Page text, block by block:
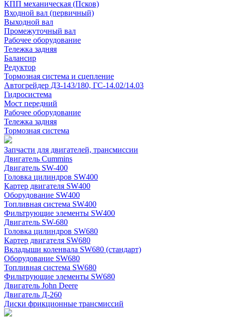
КПП механическая (Псков)
Входной вал (первичный)
Выходной вал
Промежуточный вал
Рабочее оборудование
Тележка задняя
Балансир
Редуктор
Тормозная система и сцепление
Автогрейдер ДЗ-143/180, ГС-14.02/14.03
Гидросистема
Мост передний
Рабочее оборудование
Тележка задняя
Тормозная система
Запчасти для двигателей, трансмиссии
Двигатель Cummins
Двигатель SW-400
Головка цилиндров SW400
Картер двигателя SW400
Оборудование SW400
Топливная система SW400
Фильтрующие элементы SW400
Двигатель SW-680
Головка цилиндров SW680
Картер двигателя SW680
Вкладыши коленвала SW680 (стандарт)
Оборудование SW680
Топливная система SW680
Фильтрующие элементы SW680
Двигатель John Deere
Двигатель Д-260
Диски фрикционные трансмиссий